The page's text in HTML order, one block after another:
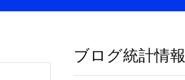
ブログ統計情報